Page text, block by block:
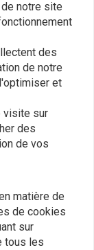
de rotor
Chrome
notre site
des
de notre
et
visite sur
des
de vos
matière de
de cookies
sur
tous les